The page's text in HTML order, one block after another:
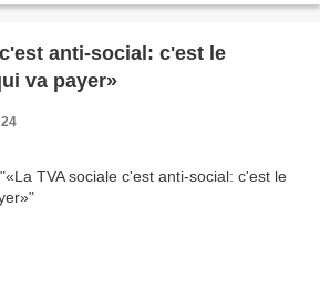
anti-social: c'est le
va payer»